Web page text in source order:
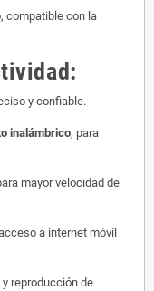
compatible con la
y confiable.
inalámbrico, para
mayor velocidad de
a internet móvil
reproducción de